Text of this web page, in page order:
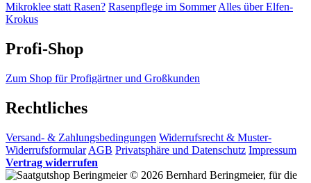
Mikroklee statt Rasen? Rasenpflege im Sommer Alles über Elfen-
Krokus
Profi-Shop
Zum Shop für Profigärtner und Großkunden
Rechtliches
Versand- & Zahlungsbedingungen Widerrufsrecht & Muster-
Widerrufsformular AGB Privatsphäre und Datenschutz Impressum
Vertrag widerrufen
© 2026 Bernhard Beringmeier, für die